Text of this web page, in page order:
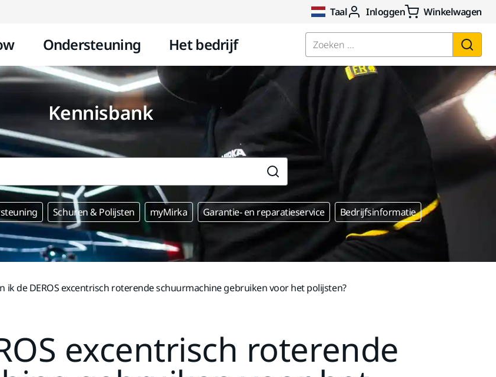
Taal Inloggen Winkelwagen
Ondersteuning Het bedrijf Zoeken ...
Kennisbank
Schuren & Polijsten myMirka Garantie- en reparatieservice Bedrijfsinformatie
ik de DEROS excentrisch roterende schuurmachine gebruiken voor het polijsten?
excentrisch roterende